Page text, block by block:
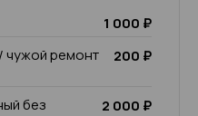
1 000 ₽
чужой ремонт
200 ₽
без
2 000 ₽